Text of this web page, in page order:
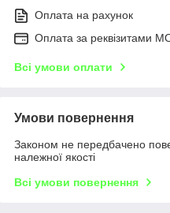
Оплата на рахунок
Оплата за реквізитами
Всі умови оплати
Умови повернення
Законом не передбачено
належної якості
Всі умови повернення